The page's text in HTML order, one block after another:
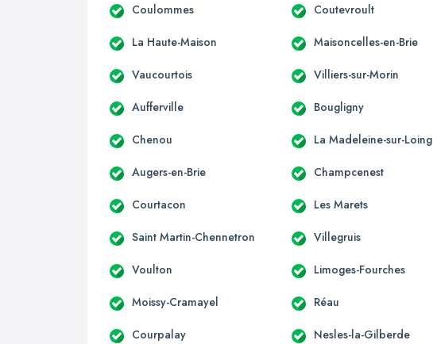
Coulommes Coutevroult
La Haute-Maison Maisoncelles-en-Brie
Vaucourtois Villiers-sur-Morin
Aufferville Bougligny
Chenou La Madeleine-sur-Loing
Augers-en-Brie Champcenest
Courtacon Les Marets
Saint Martin-Chennetron Villegruis
Voulton Limoges-Fourches
Moissy-Cramayel Réau
Courpalay Nesles-la-Gilberde